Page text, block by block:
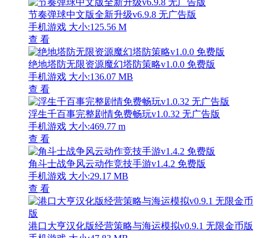
节奏弹球中文版全新升级v6.9.8 无广告版
手机游戏 大小:125.56 M
查 看
绝地塔防无限资源魔幻塔防策略v1.0.0 免费版
手机游戏 大小:136.07 MB
查 看
浮生千百事完整剧情免费畅玩v1.0.32 无广告版
手机游戏 大小:469.77 m
查 看
角斗士战争风云动作竞技手游v1.4.2 免费版
手机游戏 大小:29.17 MB
查 看
港口大亨汉化版经营策略与海运模拟v0.9.1 无限金币版